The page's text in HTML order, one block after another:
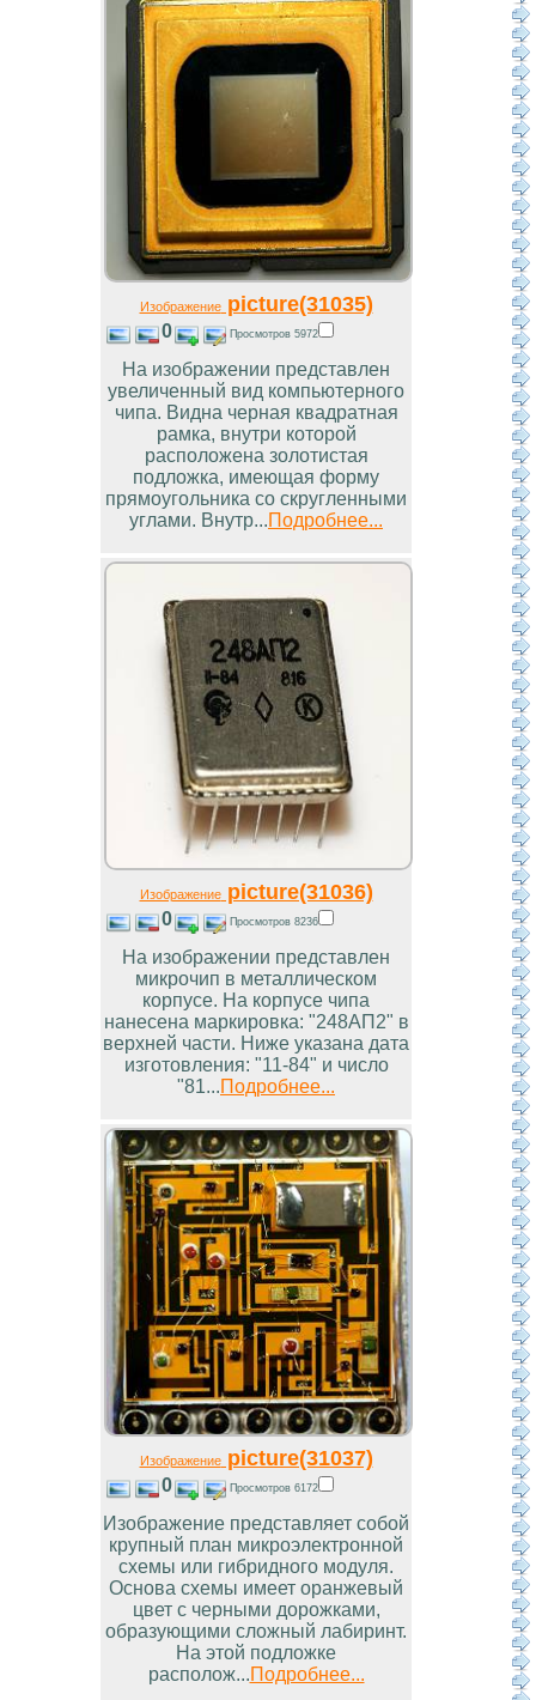
Изображениеpicture(31035)
0 Просмотров 5972
На изображении представлен
увеличенный вид компьютерного
чипа. Видна черная квадратная
рамка, внутри которой
расположена золотистая
подложка, имеющая форму
прямоугольника со скругленными
углами. Внутр...Подробнее...
Изображениеpicture(31036)
0 Просмотров 8236
На изображении представлен
микрочип в металлическом
корпусе. На корпусе чипа
нанесена маркировка: "248АП2" в
верхней части. Ниже указана дата
изготовления: "11-84" и число
"81...Подробнее...
Изображениеpicture(31037)
0 Просмотров 6172
Изображение представляет собой
крупный план микроэлектронной
схемы или гибридного модуля.
Основа схемы имеет оранжевый
цвет с черными дорожками,
образующими сложный лабиринт.
На этой подложке
располож...Подробнее...